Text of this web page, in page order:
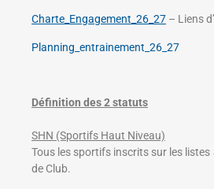
Charte_Engagement_26_27 – Liens
Planning_entrainement_26_27
Définition des 2 statuts
SHN (Sportifs Haut Niveau)
Tous les sportifs inscrits sur les
de Club.